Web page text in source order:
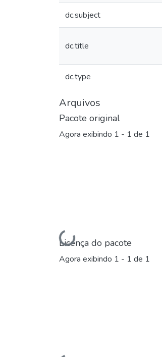
dc.subject
dc.title
dc.type
Arquivos
Pacote original
Agora exibindo 1 - 1 de 1
Carregando...Licença do pacote
Agora exibindo 1 - 1 de 1